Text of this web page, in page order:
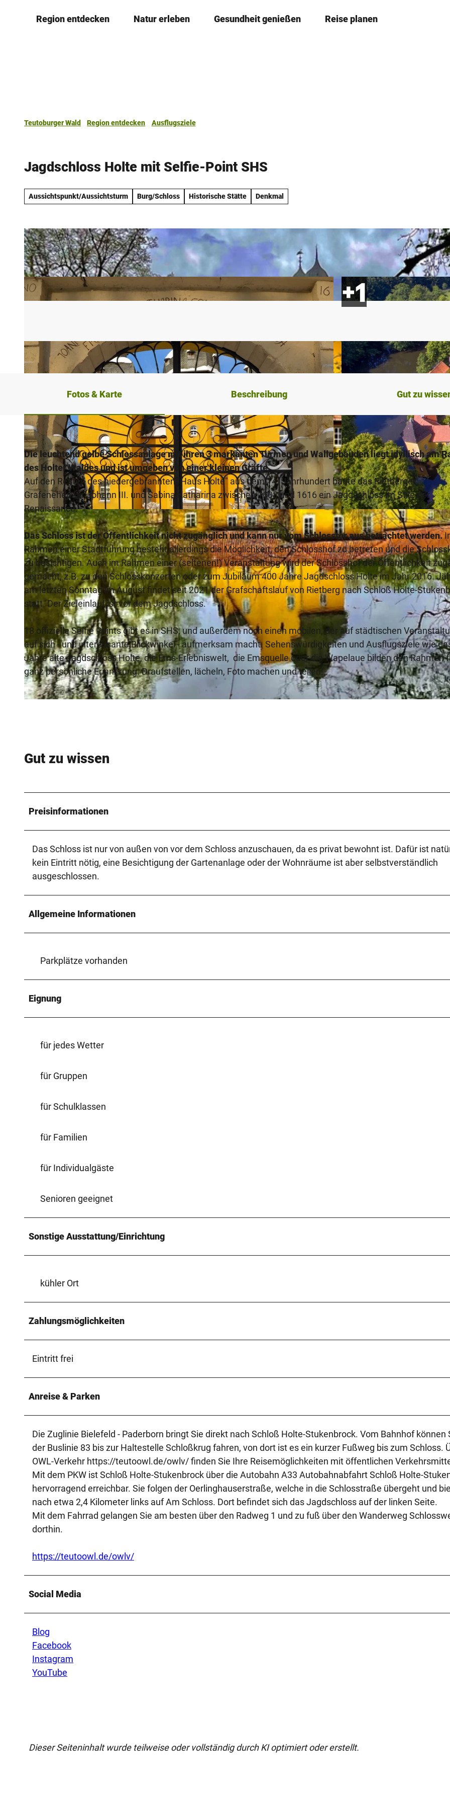
Region entdecken Natur erleben Gesundheit genießen Reise planen
Teutoburger Wald Region entdecken Ausflugsziele
Jagdschloss Holte mit Selfie-Point SHS
Aussichtspunkt/Aussichtsturm Burg/Schloss Historische Stätte Denkmal
© Teutoburger_Wald_Stadt_Schloss_Holte-Stukenbrock, Stadt Schloß Holte-Stukenbrock | CC-BY-SA © Teutoburger_Wald_Stadt_Schloss_Holte-
Fotos & Karte Beschreibung Gut zu
Die leuchtend gelbe Schlossanlage mit ihren 3 markanten Türmen und Wallgebäuden liegt idyllisch am
des Holter Waldes und ist umgeben von einer kleinen Gräfte.
Auf den Resten des niedergebrannten "Haus Holte" aus dem 14. Jahrhundert baute das Rietberger
Grafenehepaar Johann III. und Sabina Katharina zwischen 1608 und 1616 ein Jagdschloss im Stile der
Renaissance.
Das Schloss ist der Öffentlichkeit nicht zugänglich und kann nur vom Schlosstor aus betrachtet werden.
Rahmen einer Stadtführung besteht allerdings die Möglichkeit, den Schlosshof zu betreten und die
zu besichtigen. Auch im Rahmen einer (seltenen!) Veranstaltung wird der Schlosshof der Öffentlichkeit
gemacht, z.B. zu den Schlosskonzerten oder zum Jubiläum 400 Jahre Jagdschloss Holte im Jahr 2016.
am letzten Sonntag im August findet seit 2021 der Grafschaftslauf von Rietberg nach Schloß Holte-
statt. Der Zieleinlauf ist vor dem Jagdschloss.
18 offizielle Selfie Points gibt es in SHS, und außerdem noch einen mobilen, der auf städtischen
auf sich - und interessante Blickwinkel - aufmerksam macht. Sehenswürdigkeiten und Ausflugsziele wie
Jahre alte Jagdschloss Holte, die Ems-Erlebniswelt, die Emsquelle oder die Wapelaue bilden den Rahmen
ganz persönliche Erinnerung. Draufstellen, lächeln, Foto machen und teilen!
Gut zu wissen
Preisinformationen
Das Schloss ist nur von außen von vor dem Schloss anzuschauen, da es privat bewohnt ist. Dafür ist
kein Eintritt nötig, eine Besichtigung der Gartenanlage oder der Wohnräume ist aber selbstverständlich
ausgeschlossen.
Allgemeine Informationen
Parkplätze vorhanden
Eignung
für jedes Wetter
für Gruppen
für Schulklassen
für Familien
für Individualgäste
Senioren geeignet
Sonstige Ausstattung/Einrichtung
kühler Ort
Zahlungsmöglichkeiten
Eintritt frei
Anreise & Parken
Die Zuglinie Bielefeld - Paderborn bringt Sie direkt nach Schloß Holte-Stukenbrock. Vom Bahnhof können
der Buslinie 83 bis zur Haltestelle Schloßkrug fahren, von dort ist es ein kurzer Fußweg bis zum Schloss.
OWL-Verkehr https://teutoowl.de/owlv/ finden Sie Ihre Reisemöglichkeiten mit öffentlichen
Mit dem PKW ist Schloß Holte-Stukenbrock über die Autobahn A33 Autobahnabfahrt Schloß Holte-
hervorragend erreichbar. Sie folgen der Oerlinghauserstraße, welche in die Schlosstraße übergeht und
nach etwa 2,4 Kilometer links auf Am Schloss. Dort befindet sich das Jagdschloss auf der linken Seite.
Mit dem Fahrrad gelangen Sie am besten über den Radweg 1 und zu fuß über den Wanderweg
dorthin.
https://teutoowl.de/owlv/
Social Media
Blog
Facebook
Instagram
YouTube
Dieser Seiteninhalt wurde teilweise oder vollständig durch KI optimiert oder erstellt.